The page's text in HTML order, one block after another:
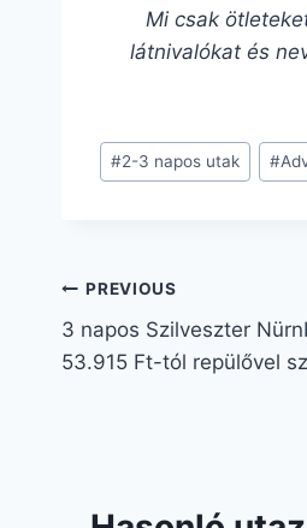
Mi csak
látnivalókat és
#2-3 napos utak #
PREVIOUS
3 napos Szilveszter
53.915 Ft-tól repülővel